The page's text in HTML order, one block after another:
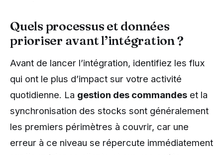
Quels processus et données
prioriser avant l’intégration ?
Avant de lancer l’intégration, identifiez les flux
qui ont le plus d’impact sur votre activité
quotidienne. La gestion des commandes et la
synchronisation des stocks sont généralement
les premiers périmètres à couvrir, car une
erreur à ce niveau se répercute immédiatement